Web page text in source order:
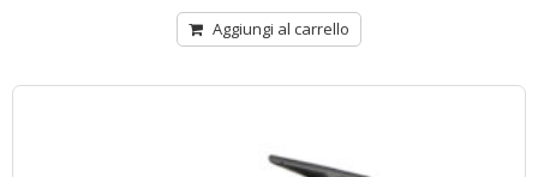
Aggiungi al carrello